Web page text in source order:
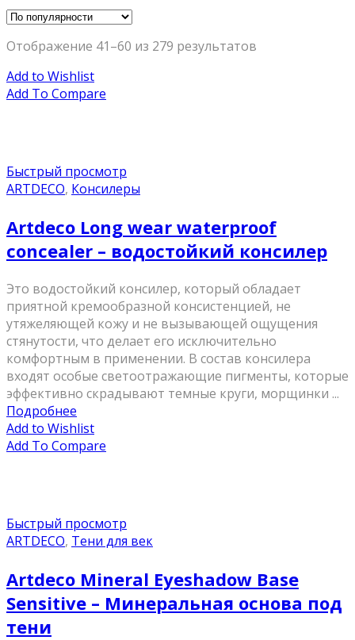
Отображение 41–60 из 279 результатов
Add to Wishlist
Add To Compare
Быстрый просмотр
ARTDECO, Консилеры
Artdeco Long wear waterproof
concealer – водостойкий консилер
Это водостойкий консилер, который обладает
приятной кремообразной консистенцией, не
утяжеляющей кожу и не вызывающей ощущения
стянутости, что делает его исключительно
комфортным в применении. В состав консилера
входят особые светоотражающие пигменты, которые
эффективно скрадывают темные круги, морщинки ...
Подробнее
Add to Wishlist
Add To Compare
Быстрый просмотр
ARTDECO, Тени для век
Artdeco Mineral Eyeshadow Base
Sensitive – Минеральная основа под
тени